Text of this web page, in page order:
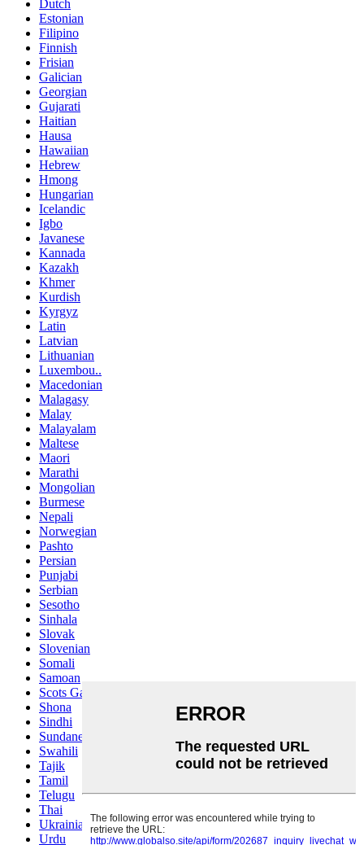
Dutch
Estonian
Filipino
Finnish
Frisian
Galician
Georgian
Gujarati
Haitian
Hausa
Hawaiian
Hebrew
Hmong
Hungarian
Icelandic
Igbo
Javanese
Kannada
Kazakh
Khmer
Kurdish
Kyrgyz
Latin
Latvian
Lithuanian
Luxembou..
Macedonian
Malagasy
Malay
Malayalam
Maltese
Maori
Marathi
Mongolian
Burmese
Nepali
Norwegian
Pashto
Persian
Punjabi
Serbian
Sesotho
Sinhala
Slovak
Slovenian
Somali
Samoan
Scots Gaelic
Shona
Sindhi
Sundanese
Swahili
Tajik
Tamil
Telugu
Thai
Ukrainian
Urdu